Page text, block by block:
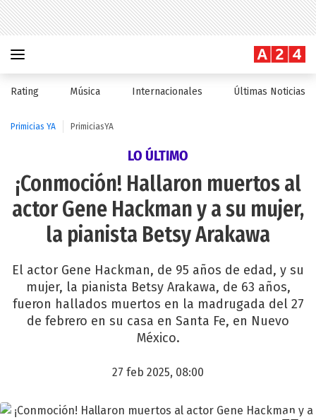
Rating Música Internacionales Últimas Noticias
Primicias YA PrimiciasYA
LO ÚLTIMO
¡Conmoción! Hallaron muertos al
actor Gene Hackman y a su mujer,
la pianista Betsy Arakawa
El actor Gene Hackman, de 95 años de edad, y su
mujer, la pianista Betsy Arakawa, de 63 años,
fueron hallados muertos en la madrugada del 27
de febrero en su casa en Santa Fe, en Nuevo
México.
27 feb 2025, 08:00